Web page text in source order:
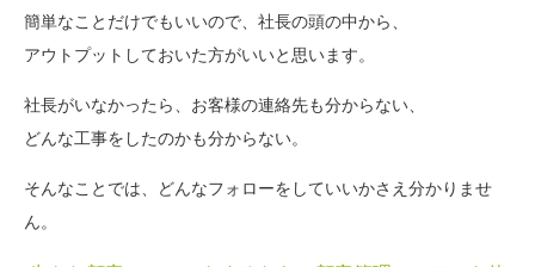
簡単なことだけでもいいので、社長の頭の中から、
アウトプットしておいた方がいいと思います。
社長がいなかったら、お客様の連絡先も分からない、
どんな工事をしたのかも分からない。
そんなことでは、どんなフォローをしていいかさえ分かりませ
ん。